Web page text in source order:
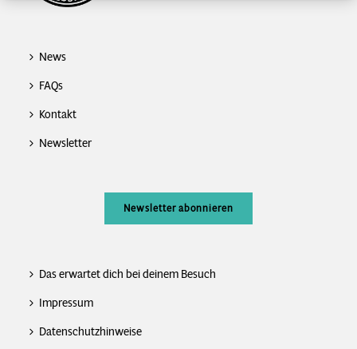
News
FAQs
Kontakt
Newsletter
Newsletter abonnieren
Das erwartet dich bei deinem Besuch
Impressum
Datenschutzhinweise